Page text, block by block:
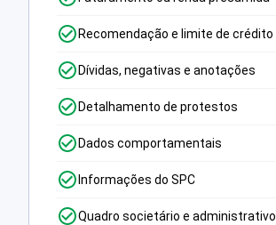
Recomendação e limite de crédito
Dívidas, negativas e anotações
Detalhamento de protestos
Dados comportamentais
Informações do SPC
Quadro societário e administrativo